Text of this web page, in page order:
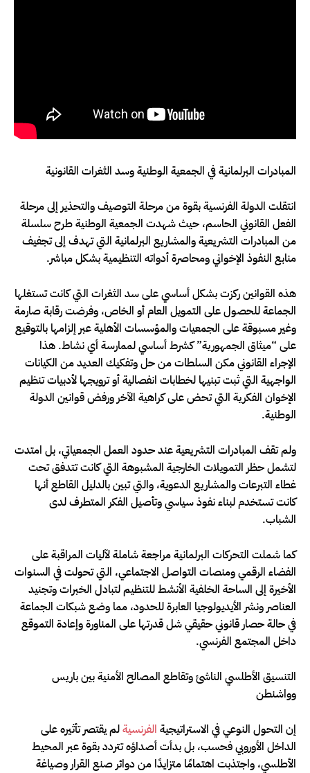
المبادرات البرلمانية في الجمعية الوطنية وسد الثغرات القانونية
انتقلت الدولة الفرنسية بقوة من مرحلة التوصيف والتحذير إلى مرحلة
الفعل القانوني الحاسم، حيث شهدت الجمعية الوطنية طرح سلسلة
من المبادرات التشريعية والمشاريع البرلمانية التي تهدف إلى تجفيف
منابع النفوذ الإخواني ومحاصرة أدواته التنظيمية بشكل مباشر.
هذه القوانين ركزت بشكل أساسي على سد الثغرات التي كانت تستغلها
الجماعة للحصول على التمويل العام أو الخاص، وفرضت رقابة صارمة
وغير مسبوقة على الجمعيات والمؤسسات الأهلية عبر إلزامها بالتوقيع
على “ميثاق الجمهورية” كشرط أساسي لممارسة أي نشاط. هذا
الإجراء القانوني مكن السلطات من حل وتفكيك العديد من الكيانات
الواجهية التي ثبت تبنيها لخطابات انفصالية أو ترويجها لأدبيات تنظيم
الإخوان الفكرية التي تحض على كراهية الآخر ورفض قوانين الدولة
الوطنية.
ولم تقف المبادرات التشريعية عند حدود العمل الجمعياتي، بل امتدت
لتشمل حظر التمويلات الخارجية المشبوهة التي كانت تتدفق تحت
غطاء التبرعات والمشاريع الدعوية، والتي تبين بالدليل القاطع أنها
كانت تستخدم لبناء نفوذ سياسي وتأصيل الفكر المتطرف لدى
الشباب.
كما شملت التحركات البرلمانية مراجعة شاملة لآليات المراقبة على
الفضاء الرقمي ومنصات التواصل الاجتماعي، التي تحولت في السنوات
الأخيرة إلى الساحة الخلفية الأنشط للتنظيم لتبادل الخبرات وتجنيد
العناصر ونشر الأيديولوجيا العابرة للحدود، مما وضع شبكات الجماعة
في حالة حصار قانوني حقيقي شل قدرتها على المناورة وإعادة التموقع
داخل المجتمع الفرنسي.
التنسيق الأطلسي الناشئ وتقاطع المصالح الأمنية بين باريس
وواشنطن
إن التحول النوعي في الاستراتيجية الفرنسيةلم يقتصر تأثيره على
الداخل الأوروبي فحسب، بل بدأت أصداؤه تتردد بقوة عبر المحيط
الأطلسي، واجتذبت اهتمامًا متزايدًا من دوائر صنع القرار وصياغة